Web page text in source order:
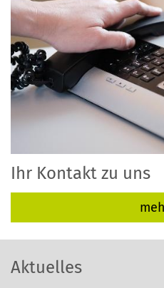
Ihr Kontakt zu uns
Aktuelles